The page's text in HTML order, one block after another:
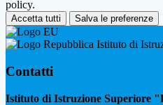
policy.
Accetta tutti Salva le preferenze
Istituto di
Contatti
Istituto di Istruzione Superiore